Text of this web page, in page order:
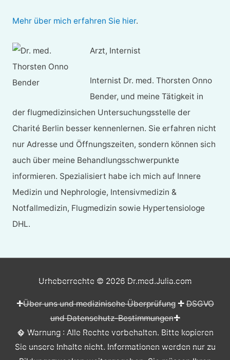
Mehr über mich erfahren Sie hier.
Arzt, Internist
Internist Dr. med. Thorsten Onno
Bender, und meine Tätigkeit in
der flugmedizinsichen Untersuchungsstelle der
Charité Berlin besser kennenlernen. Sie erfahren nicht
nur Adresse und Öffnungszeiten, sondern können sich
auch über meine Behandlungsschwerpunkte
informieren. Spezialisiert habe ich mich auf Innere
Medizin und Nephrologie, Intensivmedizin &
Notfallmedizin, Flugmedizin sowie Hypertensiologe
DHL.
Urheberrechte © 2026 Dr.med.Julia.com
✚Über uns und medizinische Überprüfung✚DSGVO
und Datenschutz-Bestimmungen✚
� Warnung : Alle Rechte vorbehalten. Bitte kopieren
Sie unsere Inhalte nicht. Informationen werden nur zu